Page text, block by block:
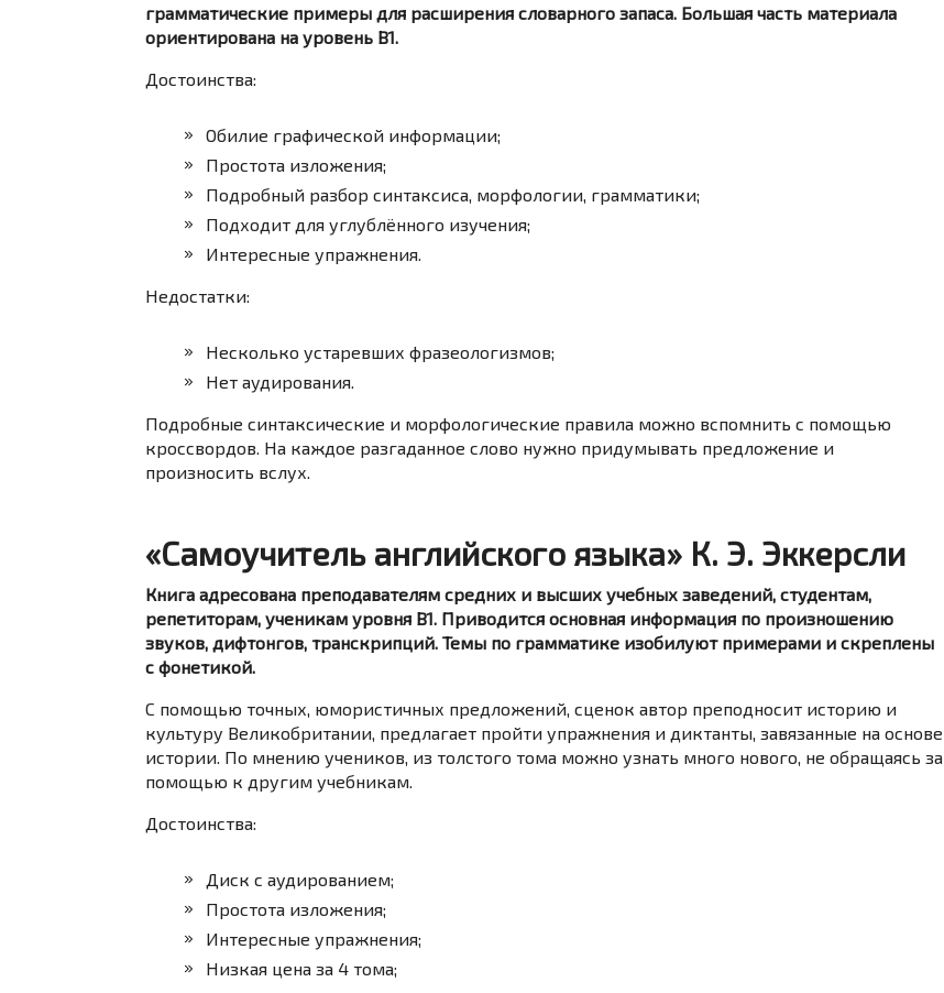
грамматические примеры для расширения словарного запаса. Большая часть материала
ориентирована на уровень B1.
Достоинства:
Обилие графической информации;
Простота изложения;
Подробный разбор синтаксиса, морфологии, грамматики;
Подходит для углублённого изучения;
Интересные упражнения.
Недостатки:
Несколько устаревших фразеологизмов;
Нет аудирования.
Подробные синтаксические и морфологические правила можно вспомнить с помощью
кроссвордов. На каждое разгаданное слово нужно придумывать предложение и
произносить вслух.
«Самоучитель английского языка» К. Э. Эккерсли
Книга адресована преподавателям средних и высших учебных заведений, студентам,
репетиторам, ученикам уровня B1. Приводится основная информация по произношению
звуков, дифтонгов, транскрипций. Темы по грамматике изобилуют примерами и скреплены
с фонетикой.
С помощью точных, юмористичных предложений, сценок автор преподносит историю и
культуру Великобритании, предлагает пройти упражнения и диктанты, завязанные на основе
истории. По мнению учеников, из толстого тома можно узнать много нового, не обращаясь за
помощью к другим учебникам.
Достоинства:
Диск с аудированием;
Простота изложения;
Интересные упражнения;
Низкая цена за 4 тома;